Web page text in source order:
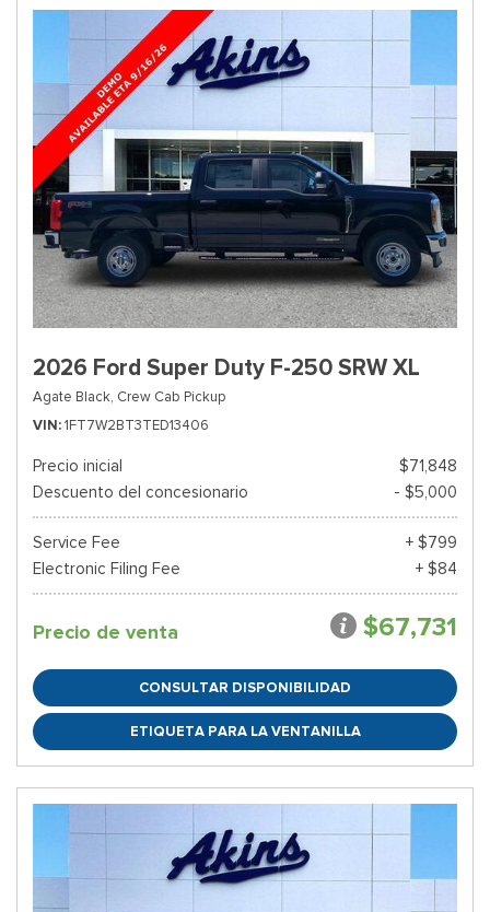
2026 Ford Super Duty F-250 SRW XL
Agate Black, Crew Cab Pickup
VIN 1FT7W2BT3TED13406
Precio inicial
$71,848
Descuento del concesionario
- $5,000
Service Fee
+ $799
Electronic Filing Fee
+ $84
Precio de venta $67,731
CONSULTAR DISPONIBILIDAD
ETIQUETA PARA LA VENTANILLA